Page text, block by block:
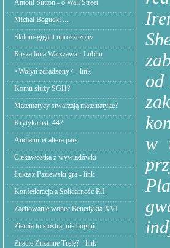
Antoni Sutton - o Wall Street
Michał Bogucki ....
Slalom-gigant uproszczony
Rusza linia Warszawa - Lublin
>Wołyń zdradzony< - link
Komu służy SGH?
Matematycy stwarzają matematykę?
Krytyka ust. 447
Audiatur et altera pars
Ciekawostka z wywiadówki
Łukasz Paziewski gra - link
Konfederacja a Solidarność R.I.
Zachowanie wobec Benedykta XVI
Ziemia to siostra, nie bogini.
Znacie Zuzannę Trelę? - link
od
w